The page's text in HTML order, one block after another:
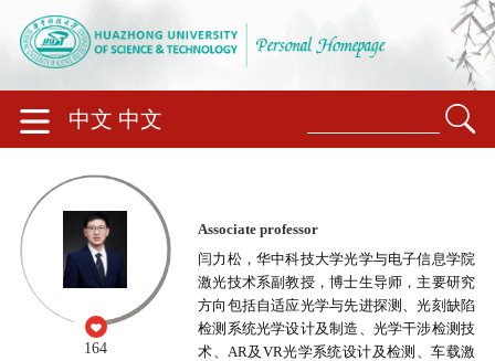
中文 中文
164
Associate professor
闫力松，华中科技大学光学与电子信息学院
激光技术系副教授，博士生导师，主要研究
方向包括自适应光学与先进探测、光刻缺陷
检测系统光学设计及制造、光学干涉检测技
术、AR及VR光学系统设计及检测、车载激